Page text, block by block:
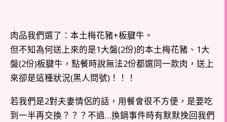
肉品我們選了：本土梅花豬+板腱牛。
但不知為何送上來的是1大盤(2份)的本土梅花豬、1大
盤(2份)板腱牛，點餐時說無法2份都選同一款肉，送上
來卻是這種狀況(黑人問號)！！！
若我們是2對夫妻情侶的話，用餐會很不方便，是要吃
到一半再交換？？？不過…換鍋事件時有默默挽回我們